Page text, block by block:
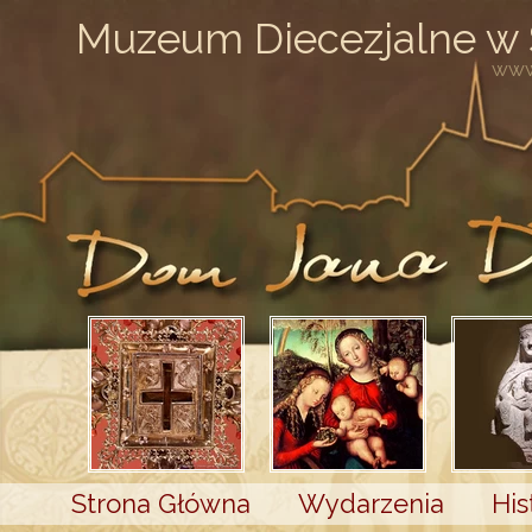
Strona Główna Wydarzenia
Muzeum Diecezjalne